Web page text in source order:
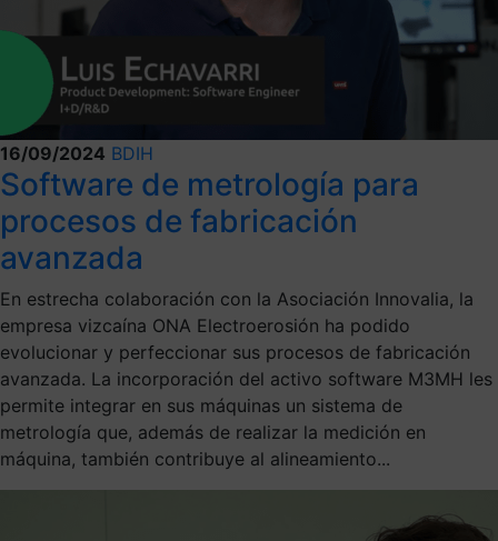
16/09/2024 BDIH
Software de metrología para
procesos de fabricación
avanzada
En estrecha colaboración con la Asociación Innovalia, la
empresa vizcaína ONA Electroerosión ha podido
evolucionar y perfeccionar sus procesos de fabricación
avanzada. La incorporación del activo software M3MH les
permite integrar en sus máquinas un sistema de
metrología que, además de realizar la medición en
máquina, también contribuye al alineamiento...